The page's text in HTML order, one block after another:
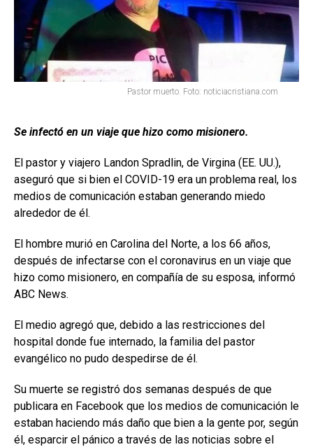
Pastor muerto. Foto: noticiacristiana.com
Se infectó en un viaje que hizo como misionero.
El pastor y viajero Landon Spradlin, de Virgina (EE. UU.),
aseguró que si bien el COVID-19 era un problema real, los
medios de comunicación estaban generando miedo
alrededor de él.
El hombre murió en Carolina del Norte, a los 66 años,
después de infectarse con el coronavirus en un viaje que
hizo como misionero, en compañía de su esposa, informó
ABC News.
El medio agregó que, debido a las restricciones del
hospital donde fue internado, la familia del pastor
evangélico no pudo despedirse de él.
Su muerte se registró dos semanas después de que
publicara en Facebook que los medios de comunicación le
estaban haciendo más daño que bien a la gente por, según
él, esparcir el pánico a través de las noticias sobre el